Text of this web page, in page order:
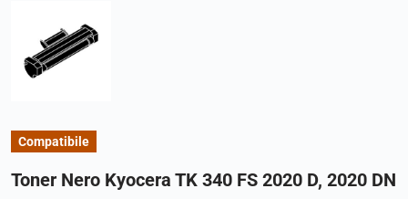
Compatibile
Toner Nero Kyocera TK 340 FS 2020 D, 2020 DN